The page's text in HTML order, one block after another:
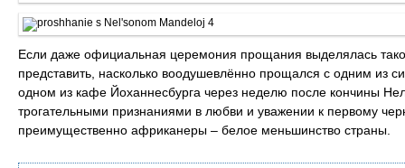
Если даже официальная церемония прощания выделялась
представить, насколько воодушевлённо прощался с одним из
одном из кафе Йоханнесбурга через неделю после кончины
трогательными признаниями в любви и уважении к первому
преимущественно африканеры – белое меньшинство страны.